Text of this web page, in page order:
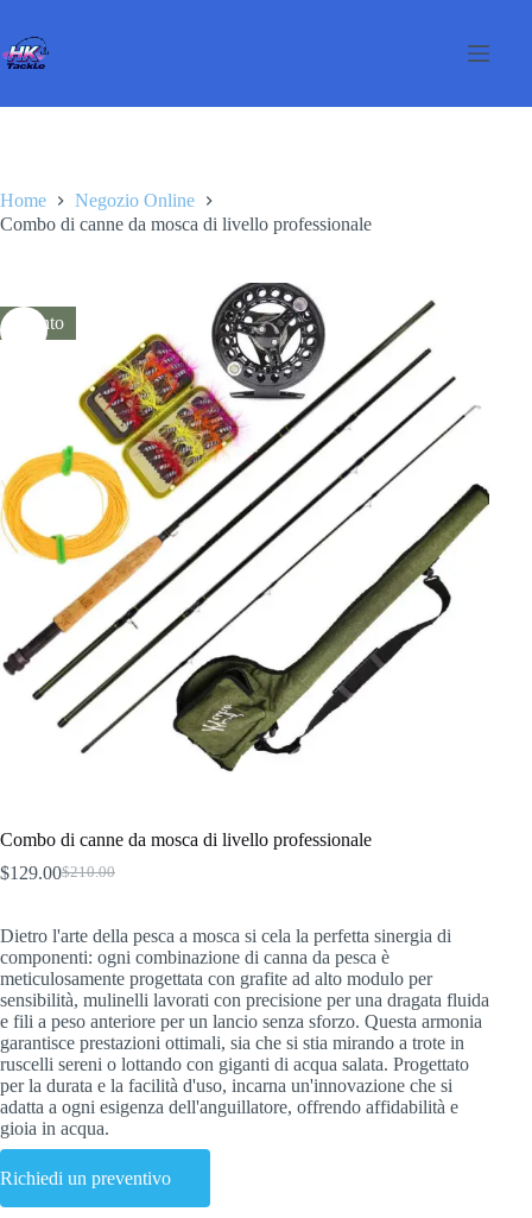
contenuto
Home
Negozio Online
Combo di canne da mosca di livello professionale
Sconto
Combo di canne da mosca di livello professionale
$210.00
Il
era:
$210.00.
$129.00Il
è:
$129.00.
Dietro l'arte della pesca a mosca si cela la perfetta sinergia di
componenti: ogni combinazione di canna da pesca è
meticulosamente progettata con grafite ad alto modulo per
sensibilità, mulinelli lavorati con precisione per una dragata fluida
e fili a peso anteriore per un lancio senza sforzo. Questa armonia
garantisce prestazioni ottimali, sia che si stia mirando a trote in
ruscelli sereni o lottando con giganti di acqua salata. Progettato
per la durata e la facilità d'uso, incarna un'innovazione che si
adatta a ogni esigenza dell'anguillatore, offrendo affidabilità e
gioia in acqua.
Richiedi un preventivo